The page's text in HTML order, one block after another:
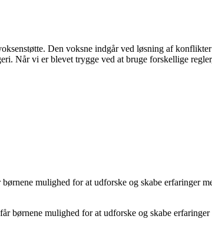
Den voksne indgår ved løsning af
Når vi er blevet trygge ved at bruge forskellige
mulighed for at udforske og skabe erfaringer